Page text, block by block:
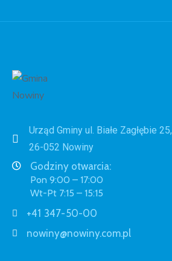
Urząd Gminy ul. Białe Zagłębie 25,
26-052 Nowiny
Godziny otwarcia:
Pon 9:00 – 17:00
Wt-Pt 7:15 – 15:15
+41 347-50-00
nowiny@nowiny.com.pl